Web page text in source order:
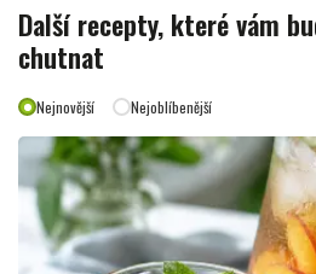
Další recepty, které vám
chutnat
Nejnovější Nejoblíbenější